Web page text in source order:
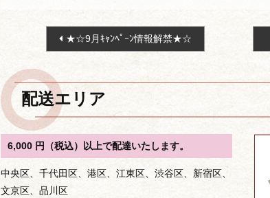
ビ
ゲ
ー
シ
ョ
ン
★☆9月ｷｬﾝﾍﾟｰﾝ情報解禁★☆
配送エリア
6,000 円（税込）以上で配達いたします。
中央区、千代田区、港区、江東区、渋谷区、新宿区、
文京区、品川区